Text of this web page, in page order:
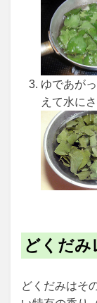
ゆであが
えて水にさ
どくだみ
どくだみはそ